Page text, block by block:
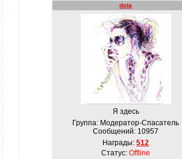
data
Я здесь
Группа: Модератор-Спасатель
Сообщений: 10957
Награды: 512
Статус: Offline